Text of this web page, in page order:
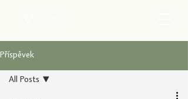
Příspěvek
All Posts